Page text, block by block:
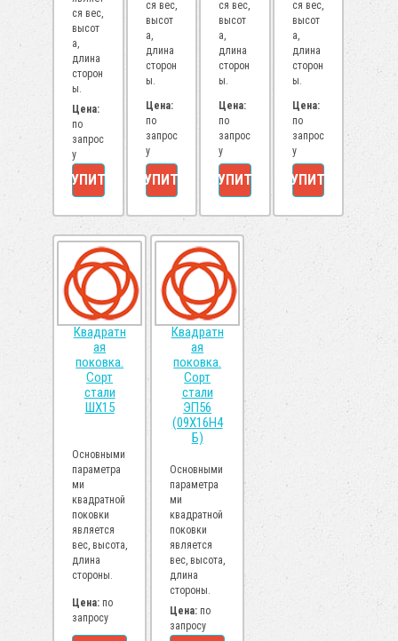
ся вес,
высот
а,
длина
сторон
ы.
Цена:
по
запрос
у
КУПИТЬ
ся вес,
высот
а,
длина
сторон
ы.
Цена:
по
запрос
у
КУПИТЬ
ся вес,
высот
а,
длина
сторон
ы.
Цена:
по
запрос
у
КУПИТЬ
ся вес,
высот
а,
длина
сторон
ы.
Цена:
по
запрос
у
КУПИТЬ
Квадратн
ая
поковка.
Сорт
стали
ШХ15
Основными
параметра
ми
квадратной
поковки
является
вес, высота,
длина
стороны.
Цена: по
запросу
Квадратн
ая
поковка.
Сорт
стали
ЭП56
(09Х16Н4
Б)
Основными
параметра
ми
квадратной
поковки
является
вес, высота,
длина
стороны.
Цена: по
запросу